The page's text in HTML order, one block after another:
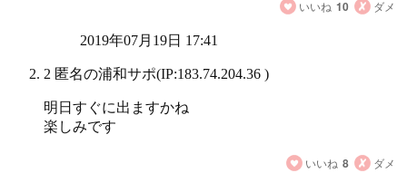
いいね 10 ダメ
2019年07月19日 17:41
2 匿名の浦和サポ(IP:183.74.204.36 )
明日すぐに出ますかね
楽しみです
いいね 8 ダメ